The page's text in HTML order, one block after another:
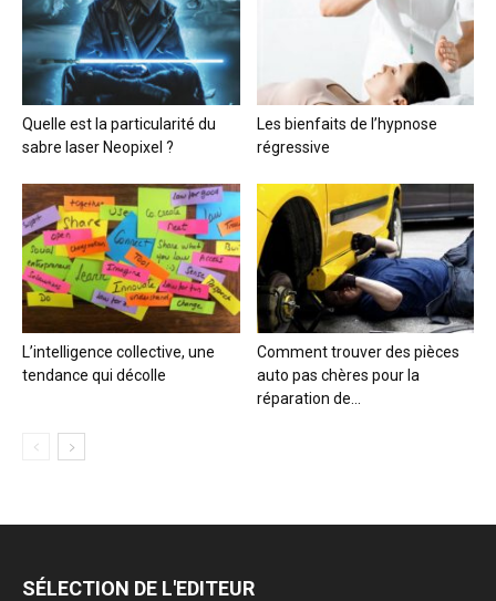
Quelle est la particularité du
sabre laser Neopixel ?
Les bienfaits de l’hypnose
régressive
L’intelligence collective, une
tendance qui décolle
Comment trouver des pièces
auto pas chères pour la
réparation de...
SÉLECTION DE L'EDITEUR